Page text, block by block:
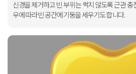
신경을 제거하고 빈 부위는썩지 않도록 근관 충
우에 따라 빈 공간에기둥을 세우기도 합니다.